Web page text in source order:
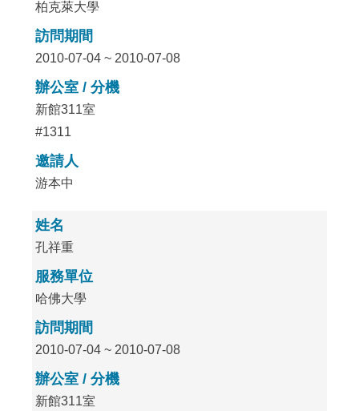
柏克萊大學
訪問期間
2010-07-04 ~ 2010-07-08
辦公室 / 分機
新館311室
#1311
邀請人
游本中
姓名
孔祥重
服務單位
哈佛大學
訪問期間
2010-07-04 ~ 2010-07-08
辦公室 / 分機
新館311室